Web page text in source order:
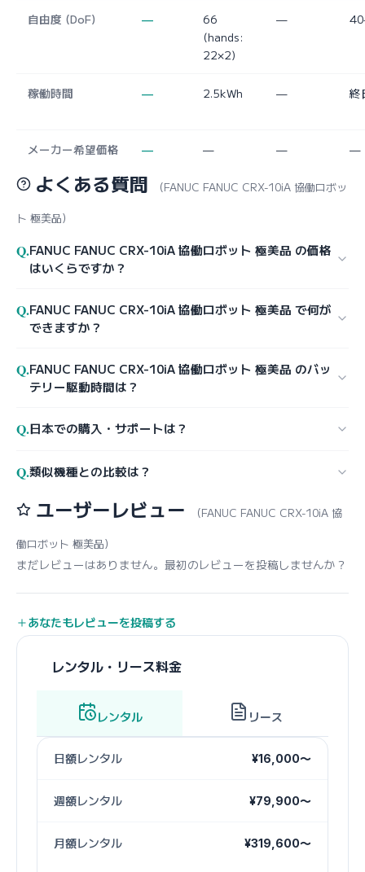
自由度 (DoF) —
66
(hands:
22×2)
—
稼働時間 — 2.5kWh — 終
メーカー希望価格 — — — —
よくある質問
（FANUC FANUC CRX-10iA 協働ロボッ
ト 極美品）
Q.FANUC FANUC CRX-10iA 協働ロボット 極美品 の価格
はいくらですか？
Q.FANUC FANUC CRX-10iA 協働ロボット 極美品 で何が
できますか？
Q.FANUC FANUC CRX-10iA 協働ロボット 極美品 のバッ
テリー駆動時間は？
Q.日本での購入・サポートは？
Q.類似機種との比較は？
ユーザーレビュー
（FANUC FANUC CRX-10iA 協
働ロボット 極美品）
まだレビューはありません。最初のレビューを投稿しませんか？
あなたもレビューを投稿する
レンタル・リース料金
レンタル リース
日額レンタル ¥16,000〜
週額レンタル ¥79,900〜
月額レンタル ¥319,600〜